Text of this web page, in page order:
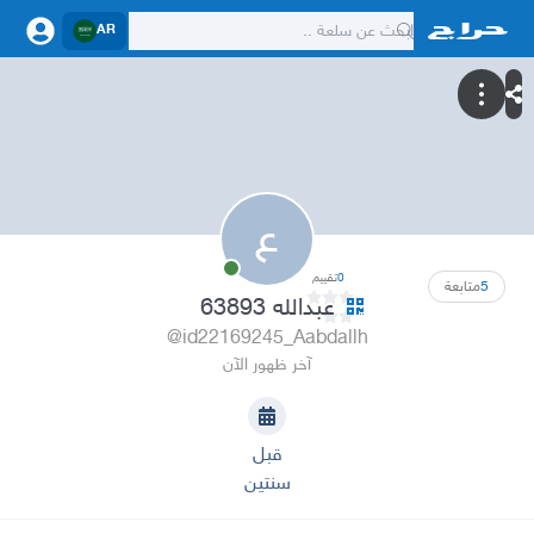
AR
ع
5متابعة 0تقييم
عبدالله 63893
@id22169245_Aabdallh
آخر ظهور الآن
قبل
سنتين